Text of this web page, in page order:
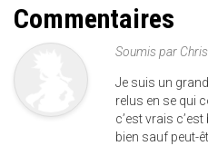
Commentaires
Soumis par Chris
Je suis un
relus en se qui
c’est vrais
bien sauf peut-